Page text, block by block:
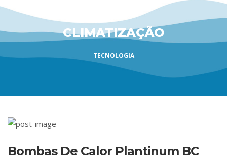
CLIMATIZAÇÃO
TECNOLOGIA
Bombas De Calor Plantinum BC